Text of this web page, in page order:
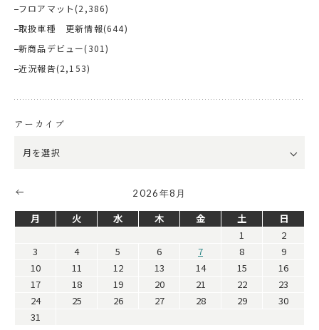
フロアマット (2,386)
取扱車種 更新情報(644)
新商品デビュー(301)
近況報告(2,153)
アーカイブ
2026年8月
月 火 水 木 金 土
日
1
2
3
4 5 6 7 8
9
10
11 12 13 14 15
16
17
18 19 20 21 22
23
24
25 26 27 28 29
30
31